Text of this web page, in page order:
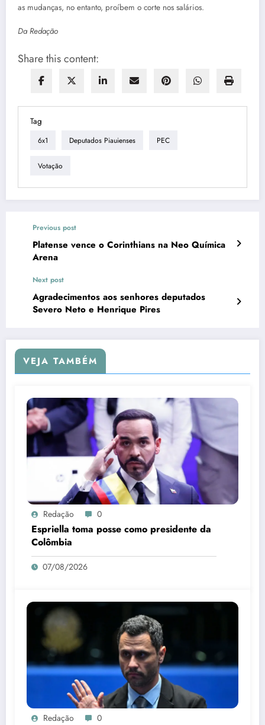
as mudanças, no entanto, proíbem o corte nos salários.
Da Redação
Share this content:
Tag
6x1 Deputados Piauienses PEC
Votação
Previous post
Platense vence o Corinthians na Neo Química
Arena
Next post
Agradecimentos aos senhores deputados
Severo Neto e Henrique Pires
VEJA TAMBÉM
Redação 0
Espriella toma posse como presidente da
Colômbia
07/08/2026
Redação 0